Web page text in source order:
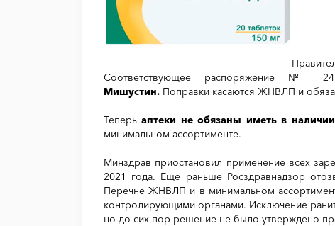
Соответствующее распоряжение №
Мишустин. Поправки касаются ЖНВЛП и
Теперьаптеки не обязаны иметь в
минимальном ассортименте.
Минздрав приостановил применение всех
2021 года. Еще раньше Росздравнадзор
Перечне ЖНВЛП и в минимальном
контролирующими органами. Исключение
но до сих пор решение не было утверждено